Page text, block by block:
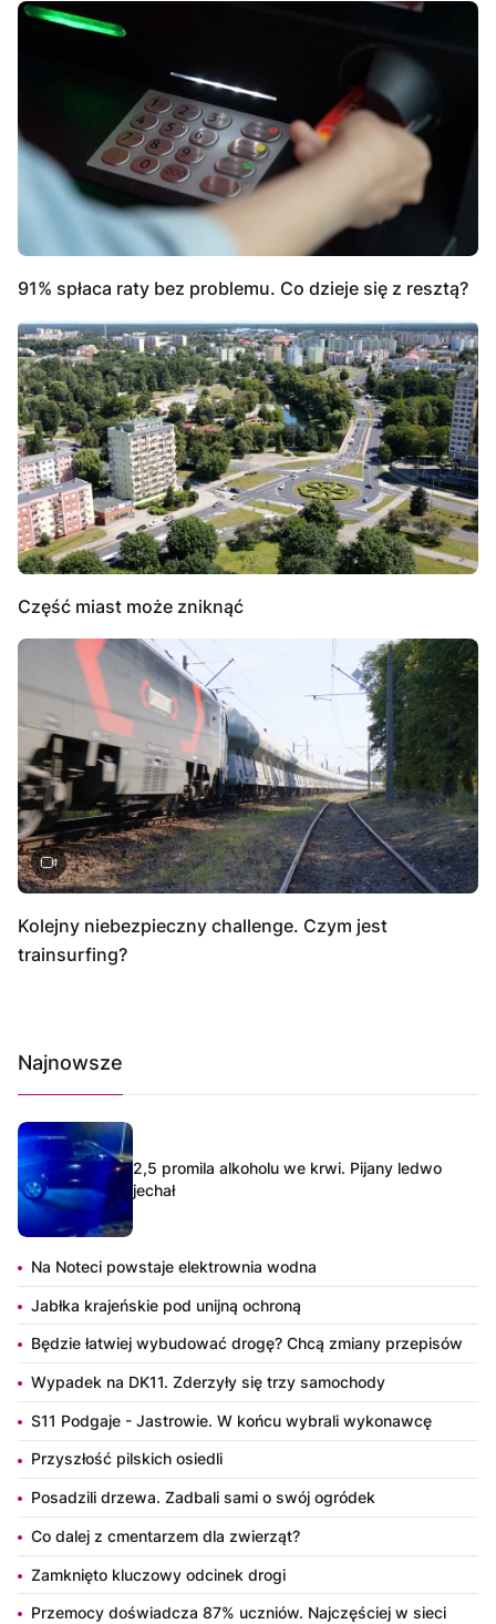
91% spłaca raty bez problemu. Co dzieje się z resztą?
Część miast może zniknąć
Kolejny niebezpieczny challenge. Czym jest
trainsurfing?
Najnowsze
2,5 promila alkoholu we krwi. Pijany ledwo
jechał
Na Noteci powstaje elektrownia wodna
Jabłka krajeńskie pod unijną ochroną
Będzie łatwiej wybudować drogę? Chcą zmiany przepisów
Wypadek na DK11. Zderzyły się trzy samochody
S11 Podgaje - Jastrowie. W końcu wybrali wykonawcę
Przyszłość pilskich osiedli
Posadzili drzewa. Zadbali sami o swój ogródek
Co dalej z cmentarzem dla zwierząt?
Zamknięto kluczowy odcinek drogi
Przemocy doświadcza 87% uczniów. Najczęściej w sieci